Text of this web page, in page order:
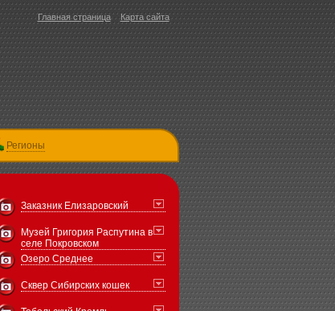
Главная страница Карта сайта
Регионы
Заказник Елизаровский
Музей Григория Распутина в
селе Покровском
Озеро Среднее
Сквер Сибирских кошек